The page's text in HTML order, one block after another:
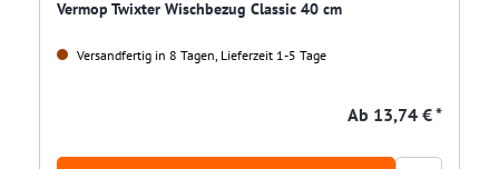
Vermop Twixter Wischbezug Classic 40 cm
Versandfertig in 8 Tagen, Lieferzeit 1-5 Tage
Ab 13,74 € *